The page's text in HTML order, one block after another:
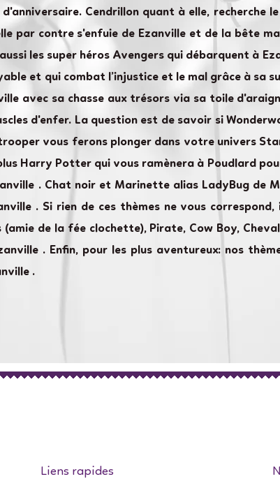
Cendrillon quant à elle, recherche
par contre s'enfuie de Ezanville et de la bête
les super héros Avengers qui débarquent à
et qui combat l’injustice et le mal grâce à sa
avec sa chasse aux trésors via sa toile
d'enfer. La question est de savoir si
vous ferons plonger dans votre univers
Harry Potter qui vous ramènera à Poudlard
. Chat noir et Marinette alias LadyBug
. Si rien de ces thèmes ne vous
(amie de la fée clochette), Pirate, Cow Boy,
. Enfin, pour les plus aventureux: nos
.
Liens rapides